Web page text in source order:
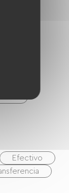
Efectivo